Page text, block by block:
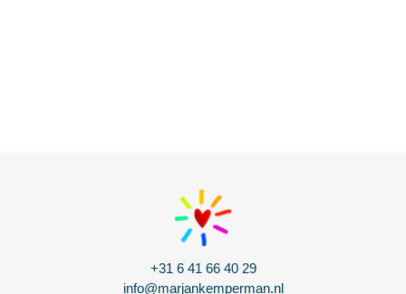
+31 6 41 66 40 29
info@marjankemperman.nl